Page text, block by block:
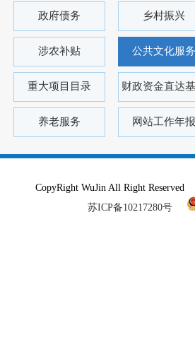
政府债务 乡村振兴
涉农补贴 公共文化服务
重大项目目录 财政资金直达
养老服务 网站工作年报
CopyRight WuJin All Right
苏ICP备10217280号